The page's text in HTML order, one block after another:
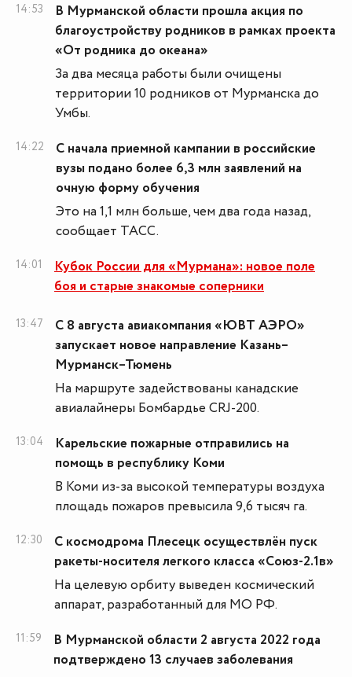
14:53
В Мурманской области прошла акция по
благоустройству родников в рамках проекта
«От родника до океана»
За два месяца работы были очищены
территории 10 родников от Мурманска до
Умбы.
14:22
С начала приемной кампании в российские
вузы подано более 6,3 млн заявлений на
очную форму обучения
Это на 1,1 млн больше, чем два года назад,
сообщает ТАСС.
14:01
Кубок России для «Мурмана»: новое поле
боя и старые знакомые соперники
13:47
С 8 августа авиакомпания «ЮВТ АЭРО»
запускает новое направление Казань–
Мурманск–Тюмень
На маршруте задействованы канадские
авиалайнеры Бомбардье CRJ-200.
13:04
Карельские пожарные отправились на
помощь в республику Коми
В Коми из-за высокой температуры воздуха
площадь пожаров превысила 9,6 тысяч га.
12:30
С космодрома Плесецк осуществлён пуск
ракеты-носителя легкого класса «Союз-2.1в»
На целевую орбиту выведен космический
аппарат, разработанный для МО РФ.
11:59
В Мурманской области 2 августа 2022 года
подтверждено 13 случаев заболевания